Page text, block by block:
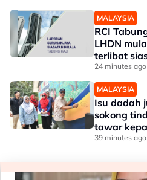
MALAYSIA
RCI
LHDN
terlibat
24 minutes ago
MALAYSIA
Isu dadah
sokong
tawar
ketat
39 minutes ago